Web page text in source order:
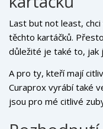
Last but not least,
těchto kartáčků.
důležité je také to, jak
byste měli držet pod
šetrně sem a tam,
A pro ty, kteří mají
Curaprox vyrábí také
jsou pro mé citlivé